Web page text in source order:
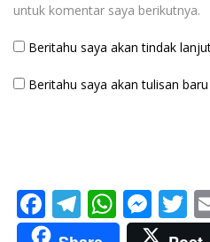
untuk komentar saya berikutnya.
Beritahu saya akan tindak
Beritahu saya akan tulisan
F
ac
T
el
W
h
M
e
T
w